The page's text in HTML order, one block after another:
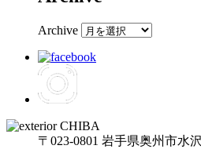
Archive
〒023-0801 岩手県奥州市水